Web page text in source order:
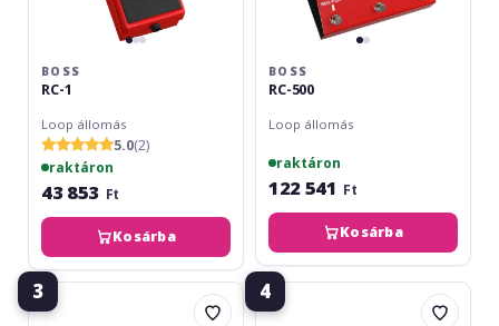
BOSS
RC-1
Loop állomás
5.0(2)
raktáron
43 853 Ft
Kosárba
BOSS
RC-500
Loop állomás
raktáron
122 541 Ft
Kosárba
3
Boss
OC-
4
Palmer
Pocket